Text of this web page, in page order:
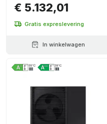
€ 5.132,01
Gratis expreslevering
In winkelwagen